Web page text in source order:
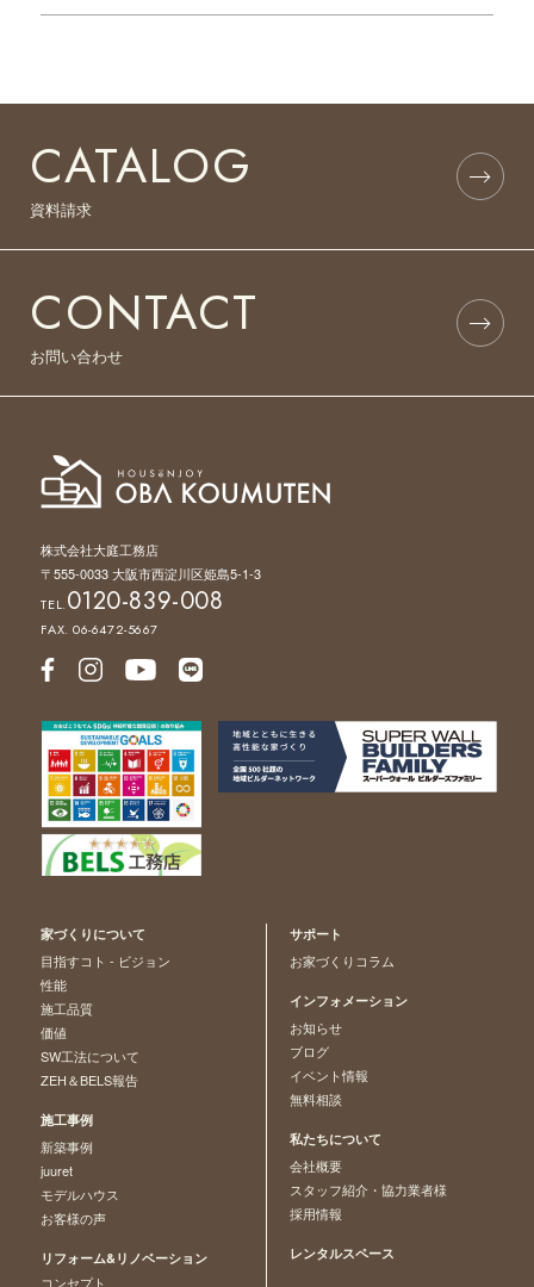
CATALOG
資料請求
CONTACT
お問い合わせ
株式会社大庭工務店
〒555-0033 大阪市西淀川区姫島5-1-3
TEL.0120-839-008
FAX. 06-6472-5667
家づくりについて
目指すコト - ビジョン
性能
施工品質
価値
SW工法について
ZEH＆BELS報告
施工事例
新築事例
juuret
モデルハウス
お客様の声
リフォーム&リノベーション
コンセプト
サポート
お家づくりコラム
インフォメーション
お知らせ
ブログ
イベント情報
無料相談
私たちについて
会社概要
スタッフ紹介・協力業者様
採用情報
レンタルスペース